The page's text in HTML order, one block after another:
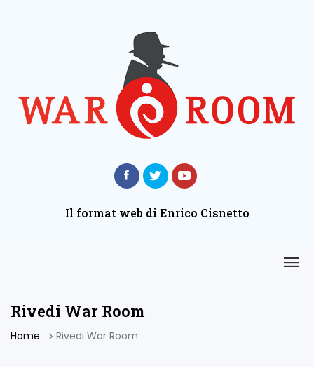
Il format web di Enrico Cisnetto
Rivedi War Room
Home Rivedi War Room